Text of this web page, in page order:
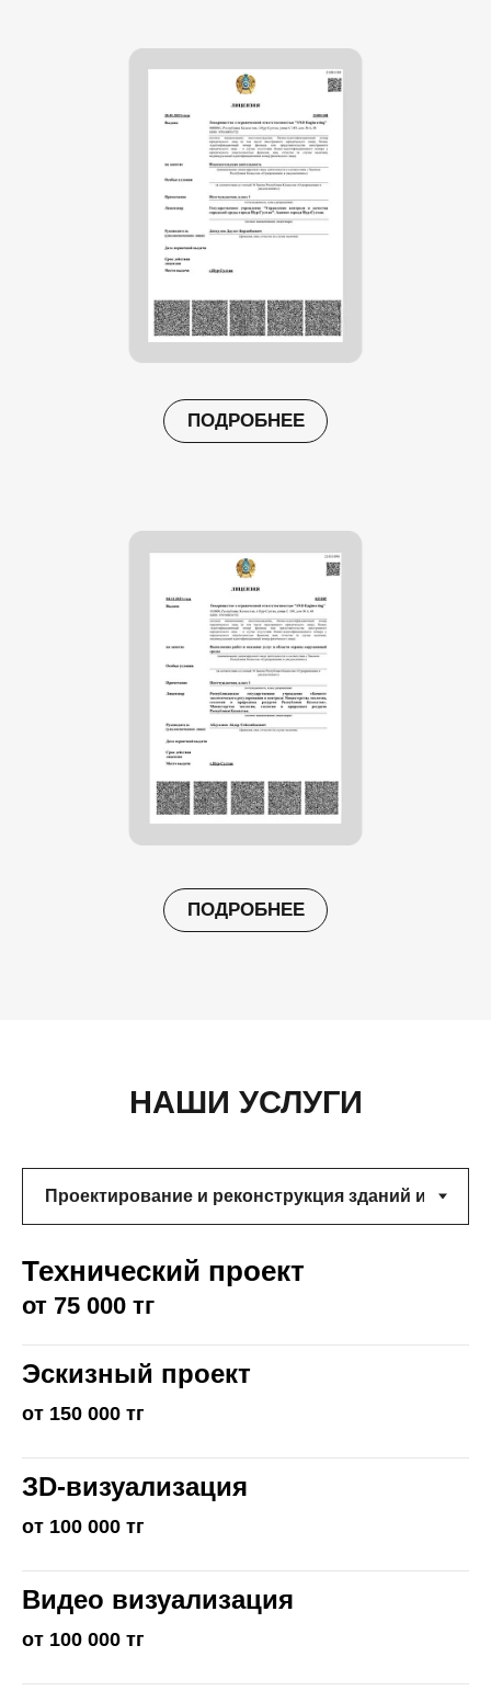
ПОДРОБНЕЕ
ПОДРОБНЕЕ
НАШИ УСЛУГИ
Технический проект
от 75 000 тг
Эскизный проект
от 150 000 тг
ЗD-визуализация
от 100 000 тг
Видео визуализация
от 100 000 тг